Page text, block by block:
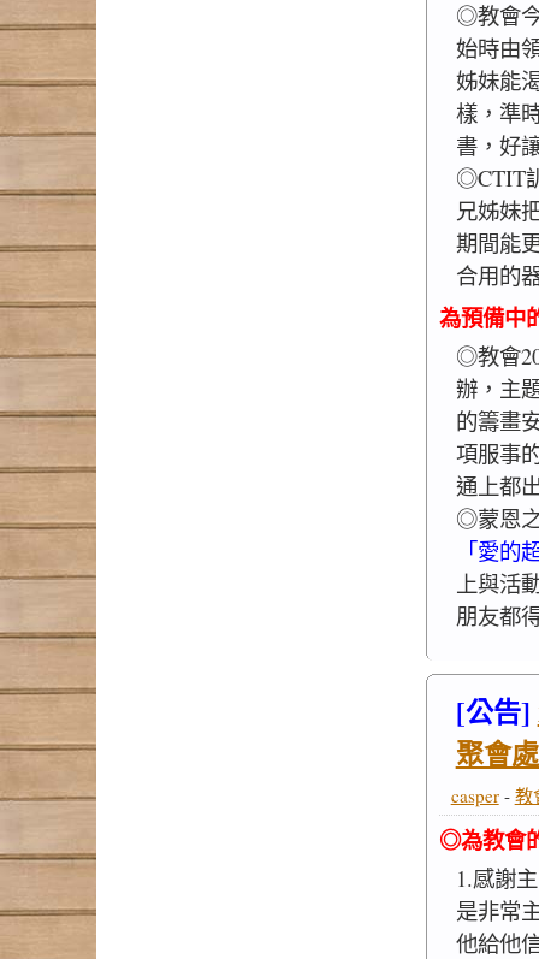
◎教會
始時由
姊妹能
樣，準
書，好
◎CTIT
兄姊妹
期間能
合用的
為預備中
◎教會
辦，主
的籌畫
項服事
通上都
◎蒙恩
「愛的
上與活
朋友都
[公告]
聚會
casper- 教
◎為教會
1.感謝
是非常
他給他